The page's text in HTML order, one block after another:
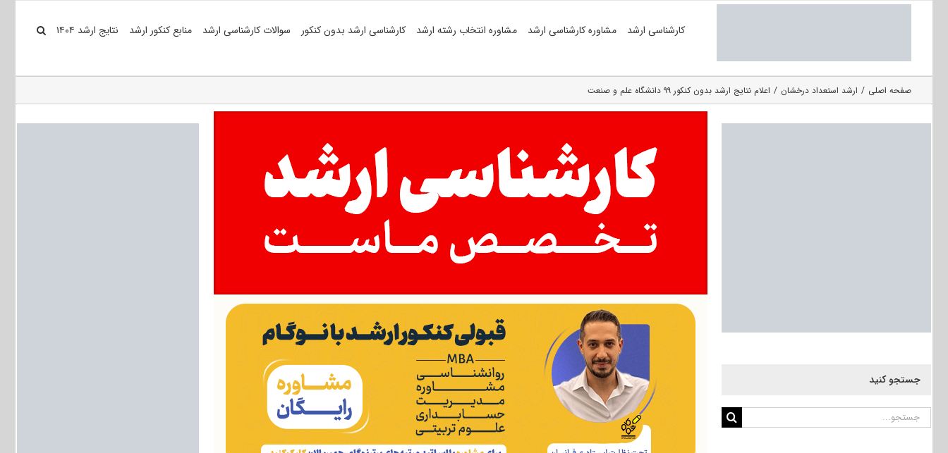
content
کارشناسی ارشد مشاوره کارشناسی ارشد مشاوره انتخاب رشته ارشد کارشناسی ارشد بدون کنکور سوالات کارشناسی ارشد منابع کنکور ارشد نتایج ارشد ۱۴۰۴
صفحه اصلی ارشد استعداد درخشان اعلام نتایج ارشد بدون کنکور ۹۹ دانشگاه علم و صنعت
جستجو کنید
جستجو